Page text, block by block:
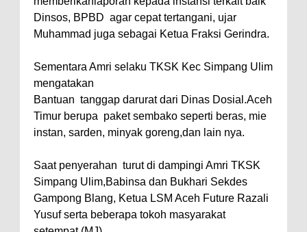
Dinsos, BPBD agar cepat tertangani, ujar
Muhammad juga sebagai Ketua Fraksi Gerindra.
Sementara Amri selaku TKSK Kec Simpang Ulim
mengatakan
Bantuan tanggap darurat dari Dinas Dosial.Aceh
Timur berupa paket sembako seperti beras, mie
instan, sarden, minyak goreng,dan lain nya.
Saat penyerahan turut di dampingi Amri TKSK
Simpang Ulim,Babinsa dan Bukhari Sekdes
Gampong Blang, Ketua LSM Aceh Future Razali
Yusuf serta beberapa tokoh masyarakat